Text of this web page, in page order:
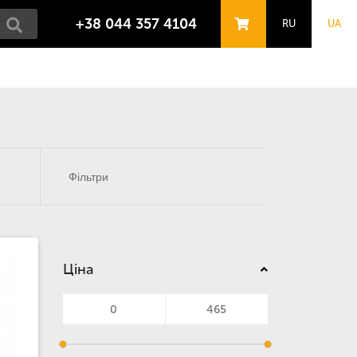
+38 044 357 4104 RU UA
Ціна
Фільтри